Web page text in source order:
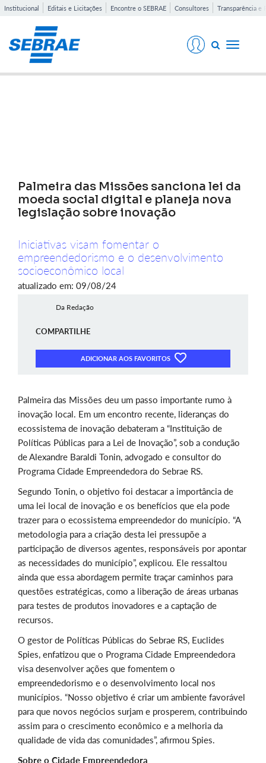
Institucional Editais e Licitações Encontre o SEBRAE Consultores Transparência e
Toggle
Palmeira das Missões sanciona lei da
moeda social digital e planeja nova
legislação sobre inovação
Iniciativas visam fomentar o
empreendedorismo e o desenvolvimento
socioeconômico local
atualizado em: 09/08/24
Da Redação
COMPARTILHE
ADICIONAR AOS FAVORITOS
Palmeira das Missões deu um passo importante rumo à
inovação local. Em um encontro recente, lideranças do
ecossistema de inovação debateram a “Instituição de
Políticas Públicas para a Lei de Inovação”, sob a condução
de Alexandre Baraldi Tonin, advogado e consultor do
Programa Cidade Empreendedora do Sebrae RS.
Segundo Tonin, o objetivo foi destacar a importância de
uma lei local de inovação e os benefícios que ela pode
trazer para o ecossistema empreendedor do município. “A
metodologia para a criação desta lei pressupõe a
participação de diversos agentes, responsáveis por apontar
as necessidades do município”, explicou. Ele ressaltou
ainda que essa abordagem permite traçar caminhos para
questões estratégicas, como a liberação de áreas urbanas
para testes de produtos inovadores e a captação de
recursos.
O gestor de Políticas Públicas do Sebrae RS, Euclides
Spies, enfatizou que o Programa Cidade Empreendedora
visa desenvolver ações que fomentem o
empreendedorismo e o desenvolvimento local nos
municípios. “Nosso objetivo é criar um ambiente favorável
para que novos negócios surjam e prosperem, contribuindo
assim para o crescimento econômico e a melhoria da
qualidade de vida das comunidades”, afirmou Spies.
Sobre o Cidade Empreendedora